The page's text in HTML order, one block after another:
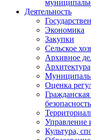
Деятельность
Экономика
Закупки
Сельское
Архивное
Архитектура
Оценка
безопасность
Управление
Культура,